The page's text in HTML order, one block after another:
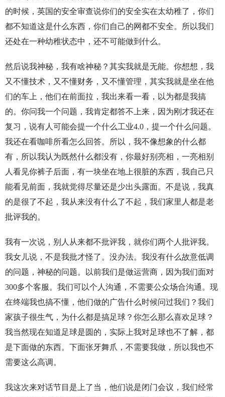
的时候，英国的安全审查说你们的安全实在太幼稚了，你们
都不知道这是什么东西，你们自己的网都不安全。所以我们
还处在一种幼稚状态中，还不可能做到什么。
然后说我神秘，我有啥神秘？其实我就是无能。你想想，我
又不懂技术，又不懂财务，又不懂管理，其实我就是坐在他
们的车上，他们在前面拉，我出来看一看，以为都是我搞
的。你问我一个问题，我肯定都答不上来，因为刚才我还在
复习，说有人可能会提一个什么工业4.0，提一个什么问题。
我还在看咖啡所看怎么回答。所以，我不像想象的什么都
有，所以我认为既然什么都没有，你最好别亮相，一亮相别
人看见你裤子后面，有一块坐在地上很脏的东西，我自己只
能看见前面，我就觉得尽量还是少出头露面。不是说，我真
的是很了不起，我从来没有什么了不起，我们家里人都是老
批评我的。
我有一次说，别人从来都不批评我，就你们两个人批评我。
我女儿说，不是我批才怪了。没办法。我没有什么故意低调
的问题，神秘的问题。以前我们是做运营商，因为我们面对
300多个客服。我们可以个人沟通，不需要公众场合沟通。现
在终端我也搞不懂，他们做的广告什么时候问过我们？我们
家孩子很生气，为什么都是搞足球？你怎么那么喜欢足球？
我当然现在知道足球是圆的，实际上我对足球也不了解，都
是下面做的东西。下面张牙舞爪，不需要我做，所以我也不
需要这么高调。
我这次来对话节目是上了当，他们说是闭门会议，我们经常